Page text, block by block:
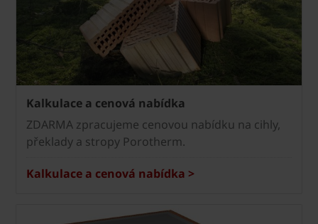
Kalkulace a cenová nabídka
ZDARMA zpracujeme cenovou nabídku na cihly,
překlady a stropy Porotherm.
Kalkulace a cenová nabídka >